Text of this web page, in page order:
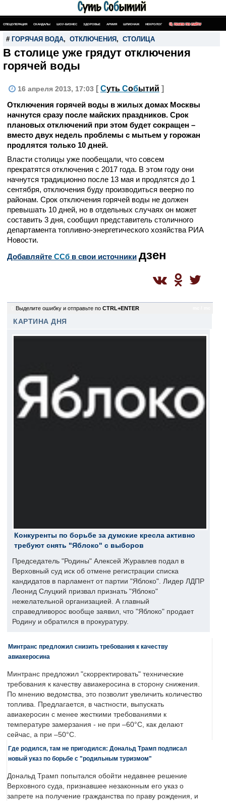
СПЕЦОПЕРАЦИЯ СКАНДАЛЫ ШОУ-БИЗНЕС ЗДОРОВЬЕ АРМИЯ ШПИОНАЖ НЕКРОЛОГ ПОИСК ПО САЙТУ
# ГОРЯЧАЯ ВОДА, ОТКЛЮЧЕНИЯ , СТОЛИЦА
В столице уже грядут отключения
горячей воды
16 апреля 2013, 17:03 [ Суть Событий ]
Отключения горячей воды в жилых домах Москвы
начнутся сразу после майских праздников. Срок
плановых отключений при этом будет сокращен –
вместо двух недель проблемы с мытьем у горожан
продлятся только 10 дней.
Власти столицы уже пообещали, что совсем
прекратятся отключения с 2017 года. В этом году они
начнутся традиционно после 13 мая и продлятся до 1
сентября, отключения буду производиться веерно по
районам. Срок отключения горячей воды не должен
превышать 10 дней, но в отдельных случаях он может
составить 3 дня, сообщил представитель столичного
департамента топливно-энергетического хозяйства РИА
Новости.
Добавляйте CСб в свои источники дзен
Выделите ошибку и отправьте по CTRL+ENTER
КАРТИНА ДНЯ
Конкуренты по борьбе за думские кресла активно
требуют снять "Яблоко" с выборов
Председатель "Родины" Алексей Журавлев подал в
Верховный суд иск об отмене регистрации списка
кандидатов в парламент от партии "Яблоко". Лидер ЛДПР
Леонид Слуцкий призвал признать "Яблоко"
нежелательной организацией. А главный
справедливорос вообще заявил, что "Яблоко" продает
Родину и обратился в прокуратуру.
Минтранс предложил снизить требования к качеству
авиакеросина
Минтранс предложил "скорректировать" технические
требования к качеству авиакеросина в сторону снижения.
По мнению ведомства, это позволит увеличить количество
топлива. Предлагается, в частности, выпускать
авиакеросин с менее жесткими требованиями к
температуре замерзания - не при –60°C, как делают
сейчас, а при –50°C.
Где родился, там не пригодился: Дональд Трамп подписал
новый указ по борьбе с "родильным туризмом"
Дональд Трамп попытался обойти недавнее решение
Верховного суда, признавшее незаконным его указ о
запрете на получение гражданства по праву рождения, и